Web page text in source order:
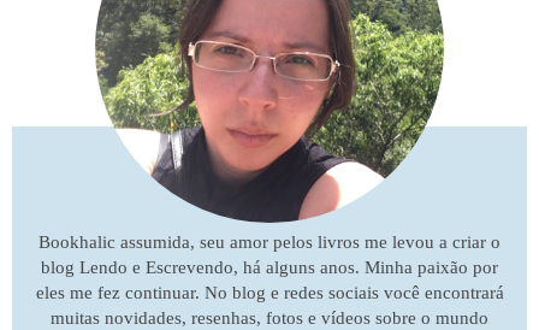
Bookhalic assumida, seu amor pelos livros me levou a criar o
blog Lendo e Escrevendo, há alguns anos. Minha paixão por
eles me fez continuar. No blog e redes sociais você encontrará
muitas novidades, resenhas, fotos e vídeos sobre o mundo